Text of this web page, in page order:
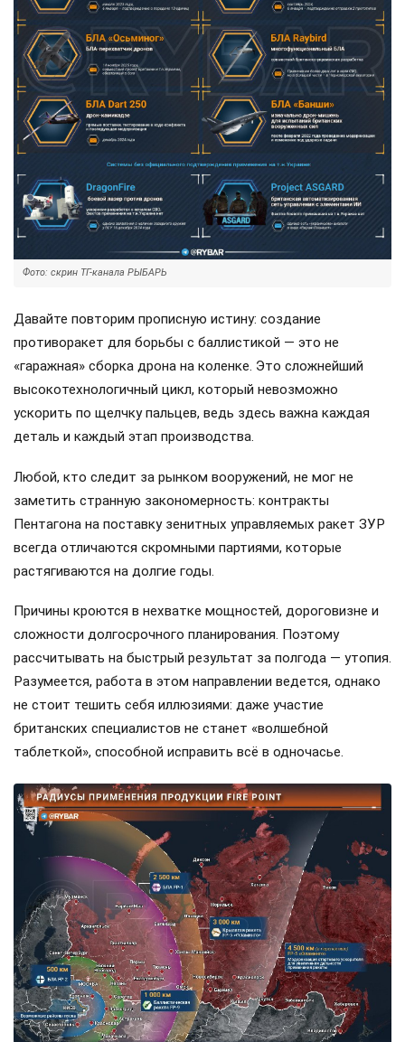
Фото: скрин ТГ-канала РЫБАРЬ
Давайте повторим прописную истину: создание
противоракет для борьбы с баллистикой — это не
«гаражная» сборка дрона на коленке. Это сложнейший
высокотехнологичный цикл, который невозможно
ускорить по щелчку пальцев, ведь здесь важна каждая
деталь и каждый этап производства.
Любой, кто следит за рынком вооружений, не мог не
заметить странную закономерность: контракты
Пентагона на поставку зенитных управляемых ракет ЗУР
всегда отличаются скромными партиями, которые
растягиваются на долгие годы.
Причины кроются в нехватке мощностей, дороговизне и
сложности долгосрочного планирования. Поэтому
рассчитывать на быстрый результат за полгода — утопия.
Разумеется, работа в этом направлении ведется, однако
не стоит тешить себя иллюзиями: даже участие
британских специалистов не станет «волшебной
таблеткой», способной исправить всё в одночасье.